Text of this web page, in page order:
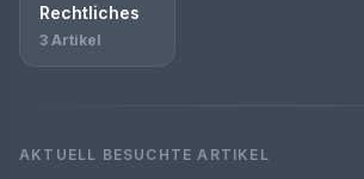
Rechtliches
3 Artikel
AKTUELL BESUCHTE ARTIKEL